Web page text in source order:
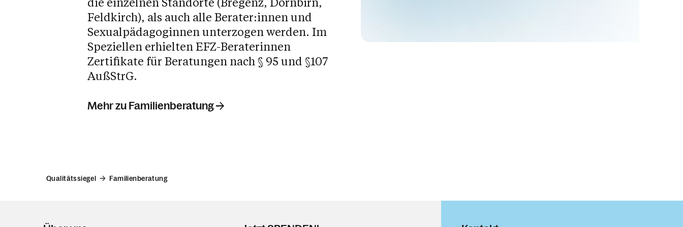
Rechtsauskunft
Feldkirch), als auch alle Berater:innen und
Sexualpädagoginnen unterzogen werden. Im
Speziellen erhielten EFZ-Beraterinnen
Zertifikate für Beratungen nach § 95 und §107
AußStrG.
Mehr zu Familienberatung
Qualitätssiegel Familienberatung